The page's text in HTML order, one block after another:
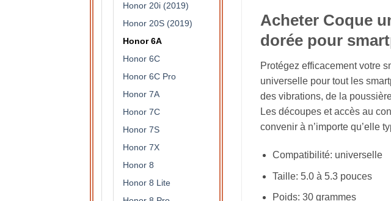
Honor 20i (2019)
Honor 20S (2019)
Honor 6A
Honor 6C
Honor 6C Pro
Honor 7A
Honor 7C
Honor 7S
Honor 7X
Honor 8
Honor 8 Lite
Acheter Coque
dorée pour
Protégez efficacement votre
universelle pour tout les
des vibrations, de la
Les découpes et accès au
convenir à n’importe qu’elle
Compatibilité: universelle
Taille: 5.0 à 5.3 pouces
Poids: 30 grammes